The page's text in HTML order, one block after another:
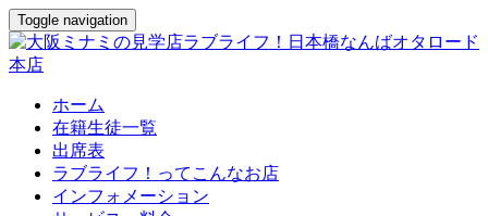
Toggle navigation
ホーム
在籍生徒一覧
出席表
ラブライフ！ってこんなお店
インフォメーション